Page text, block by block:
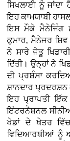
ਸਿਖਲਾਈ ਨੂੰ
ਇਹ ਕਾਮਯਾਬੀ
ਇਸ ਮੌਕੇ ਮੈਨੇਜਿੰਗ
ਕੁਮਾਰ, ਮੈਨੇਜਰ
ਨੇ ਸਾਰੇ ਜੇਤੂ
ਦਿੱਤੀ। ਉਨ੍ਹਾਂ ਨੇ
ਦੀ ਪ੍ਰਸ਼ੰਸਾ
ਸ਼ਾਨਦਾਰ
ਇਹ ਪ੍ਰਾਪਤੀ ਇੱਕ
ਇੰਟਰਨੈਸ਼ਨਲ
ਖੇਡਾਂ ਦੇ ਖੇਤਰ
ਵਿਦਿਆਰਥੀਆਂ ਨੂੰ